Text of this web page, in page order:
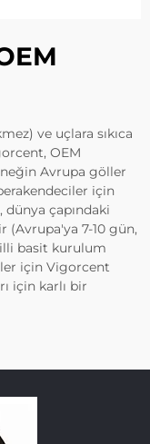
ve uçlara sıkıca
OEM
Avrupa göller
için
çapındaki
(Avrupa'ya 7-10 gün,
basit kurulum
için Vigorcent
için karlı bir